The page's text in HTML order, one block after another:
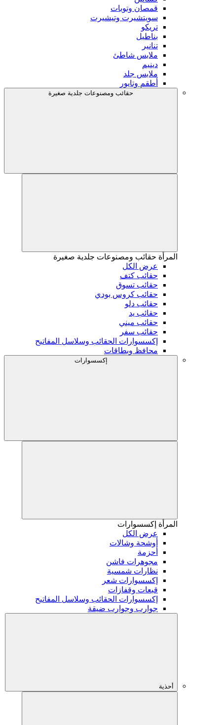
قمصان وتوبات
سويتشيرت وتيشيرت
تريكو
بناطيل
تنانير
ملابس شاطئ
دينيم
ملابس جلد
أطقم وتايور
حقائب ومصنوعات جلدية صغيرة
المرأة حقائب ومصنوعات جلدية صغيرة
عرض الكل
حقائب كتف
حقائب تسوق
حقائب كروس بودي
حقائب دلو
حقائب يد
حقائب ميني
حقائب سفر
إكسسوارات الحقائب وسلاسل المفاتيح
محافظ وبطاقات
إكسسوارات
المرأة إكسسوارات
عرض الكل
أوشحة وشالات
أحزمة
مجوهرات فاشن
نظارات شمسية
إكسسوارات شعر
قبعات وقفازات
إكسسوارات الحقائب وسلاسل المفاتيح
جوارب وجوارب ضيقة
أحذية